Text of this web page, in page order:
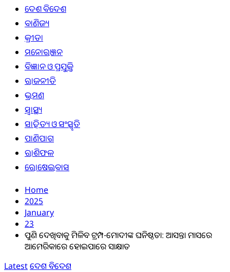
ଦେଶ ବିଦେଶ
ବାଣିଜ୍ୟ
କ୍ରୀଡା
ମନୋରଞ୍ଜନ
ବିଜ୍ଞାନ ଓ ପ୍ରଯୁକ୍ତି
ରାଜନୀତି
ଭ୍ରମଣ
ସ୍ୱାସ୍ଥ୍ୟ
ସାହିତ୍ୟ ଓ ସଂସ୍କୃତି
ପାଣିପାଗ
ରାଶିଫଳ
ରୋଷେଇବାସ
Home
2025
January
23
ପୁଣି ଦେଖିବାକୁ ମିଳିବ ଟ୍ରମ୍ପ-ମୋଦୀଙ୍କ ଘନିଷ୍ଠତା: ଆସନ୍ତା ମାସରେ
ଆମେରିକାରେ ହୋଇପାରେ ସାକ୍ଷାତ
Latestଦେଶ ବିଦେଶ